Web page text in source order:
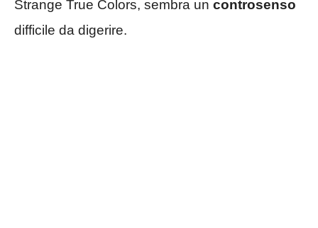
Strange True Colors, sembra un controsenso
difficile da digerire.